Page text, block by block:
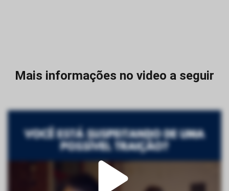
Mais informações no video a seguir